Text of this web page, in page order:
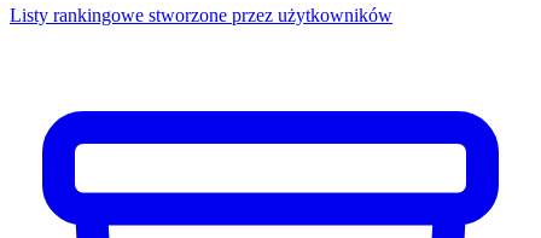
Listy rankingowe stworzone przez użytkowników